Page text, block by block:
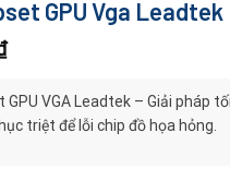
GPU Vga Leadtek
GPU VGA Leadtek – Giải pháp
triệt để lỗi chip đồ họa hỏng.